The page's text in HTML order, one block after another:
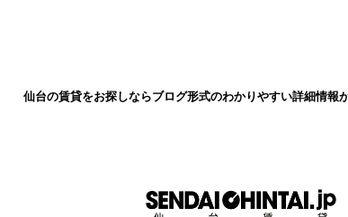
仙台の賃貸をお探しならブログ形式のわかりやすい詳細情報